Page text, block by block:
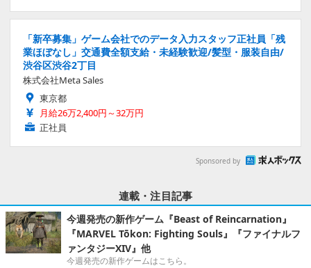
「新卒募集」ゲーム会社でのデータ入力スタッフ正社員「残
業ほぼなし」交通費全額支給・未経験歓迎/髪型・服装自由/
渋谷区渋谷2丁目
株式会社Meta Sales
東京都
月給26万2,400円～32万円
正社員
Sponsored by
連載・注目記事
今週発売の新作ゲーム『Beast of Reincarnation』
『MARVEL Tōkon: Fighting Souls』『ファイナルフ
ァンタジーXIV』他
今週発売の新作ゲームはこちら。